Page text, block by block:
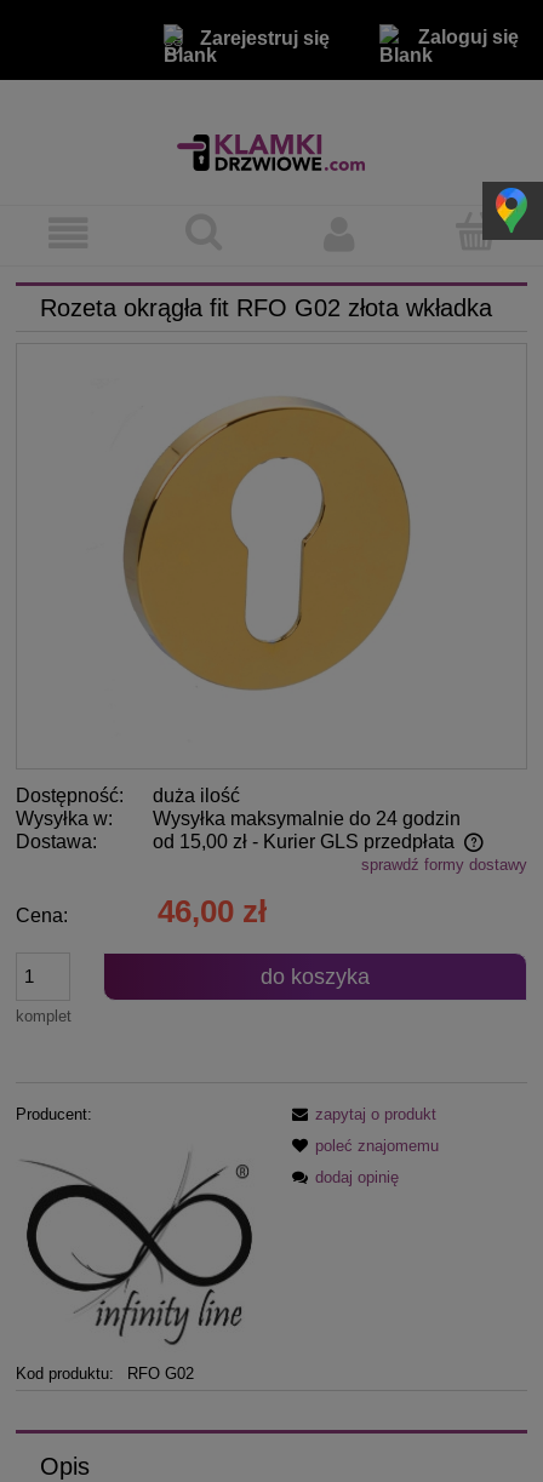
Zarejestruj się Zaloguj się
Rozeta okrągła fit RFO G02 złota wkładka
Dostępność:
duża ilość
Wysyłka w:
Wysyłka maksymalnie do 24 godzin
Dostawa:
od 15,00 zł - Kurier GLS przedpłata
Cena nie zawiera ewentualnych kosztów płatnościsprawdź formy dostawy
Cena: 46,00 zł
komplet
do koszyka
Producent:
Kod produktu: RFO G02
zapytaj o produkt
poleć znajomemu
dodaj opinię
Opis